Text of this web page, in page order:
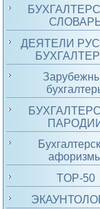
ДЕЯТЕЛИ
TOP-50